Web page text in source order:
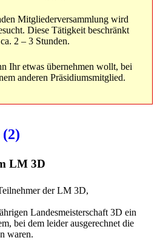
Mitgliederversammlung wird
Diese Tätigkeit beschränkt
2 – 3 Stunden.
Ihr etwas übernehmen wollt, bei
anderen Präsidiumsmitglied.
(2)
LM 3D
der LM 3D,
Landesmeisterschaft 3D ein
bei dem leider ausgerechnet die
waren.